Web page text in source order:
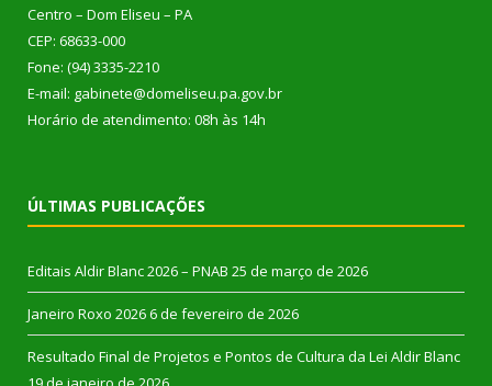
Centro – Dom Eliseu – PA
CEP: 68633-000
Fone: (94) 3335-2210
E-mail: gabinete@domeliseu.pa.gov.br
Horário de atendimento: 08h às 14h
ÚLTIMAS PUBLICAÇÕES
Editais Aldir Blanc 2026 – PNAB 25 de março de 2026
Janeiro Roxo 2026 6 de fevereiro de 2026
Resultado Final de Projetos e Pontos de Cultura da Lei Aldir Blanc